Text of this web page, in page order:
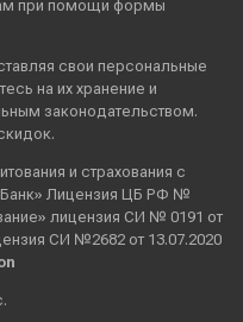
при помощи формы
свои персональные
на их хранение и
законодательством.
и страхования с
Лицензия ЦБ РФ №
лицензия СИ № 0191 от
СИ №2682 от 13.07.2020